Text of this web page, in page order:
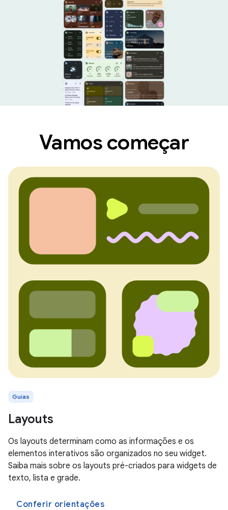
Vamos começar
Guias
Layouts
Os layouts determinam como as informações e os
elementos interativos são organizados no seu widget.
Saiba mais sobre os layouts pré-criados para widgets de
texto, lista e grade.
Conferir orientações